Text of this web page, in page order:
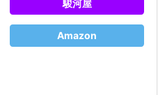
駿河屋
Amazon